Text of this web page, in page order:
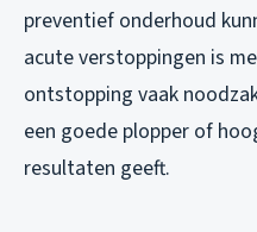
preventief onderhoud
acute verstoppingen is
ontstopping vaak
een goede plopper of
resultaten geeft.